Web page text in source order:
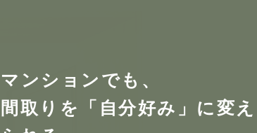
マンションでも、
間取りを「自分好み」に変え